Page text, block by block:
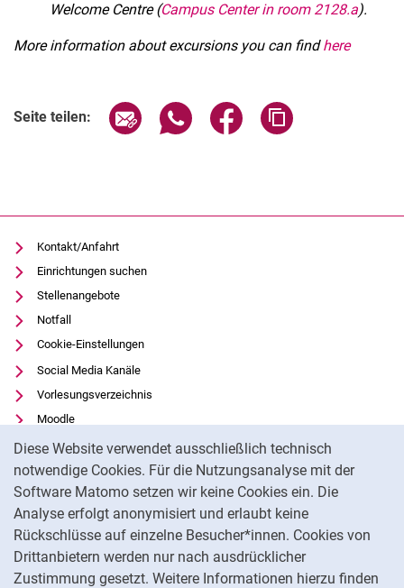
Diese Website verwendet ausschließlich technisch
notwendige Cookies. Für die Nutzungsanalyse mit der
Software Matomo setzen wir keine Cookies ein. Die
Analyse erfolgt anonymisiert und erlaubt keine
Rückschlüsse auf einzelne Besucher*innen. Cookies von
Drittanbietern werden nur nach ausdrücklicher
Zustimmung gesetzt. Weitere Informationen hierzu finden
Welcome Centre (Campus Center in room 2128.a).
More information about excursions you can findhere
Seite teilen: Seite über E-Mail teilen
Seite über WhatsApp teilen
Seite über Facebook
Kontakt/Anfahrt
Einrichtungen suchen
Stellenangebote
Notfall
Cookie-Einstellungen
Social Media Kanäle
Vorlesungsverzeichnis
Moodle
Panopto
Universitätsbibliothek
Datenschutz
Barrierefreiheit
Transparenter KI-Einsatz